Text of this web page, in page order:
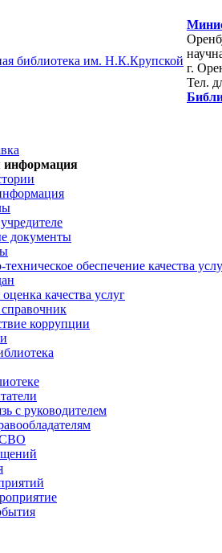
г.
Тел.
информация
документы
обеспечение качества
качества услуг
коррупции
с руководителем
СВО